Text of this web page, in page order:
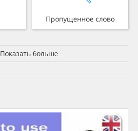
Пропущенное слово
Показать больше